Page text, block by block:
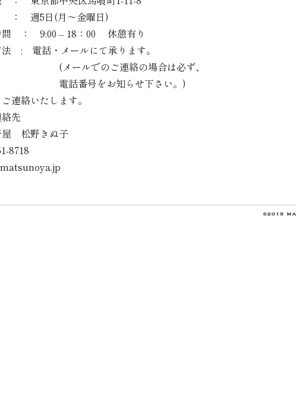
： 週5日(月～金曜日)
間 ： 9:00 – 18：00 休憩有り
法 : 電話・メールにて承ります。
ルでのご連絡の場合は必ず、
番号をお知らせ下さい。)
連絡いたします。
先
屋 松野きぬ子
8718